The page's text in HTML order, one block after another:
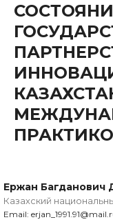
Ержан Багданович
Казахский
Email: